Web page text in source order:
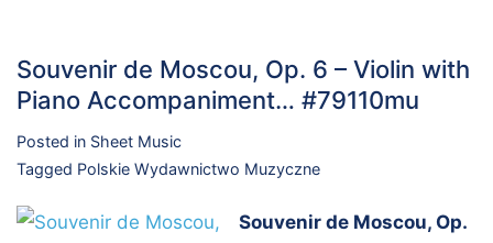
Souvenir de Moscou, Op. 6 – Violin with
Piano Accompaniment… #79110mu
Posted in Sheet Music
Tagged Polskie Wydawnictwo Muzyczne
Souvenir de Moscou, Op.